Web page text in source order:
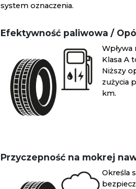
system oznaczenia.
Efektywność paliwowa /
Wpływa
Klasa A
Niższy
zużycia
km.
Przyczepność na mokrej
Określa